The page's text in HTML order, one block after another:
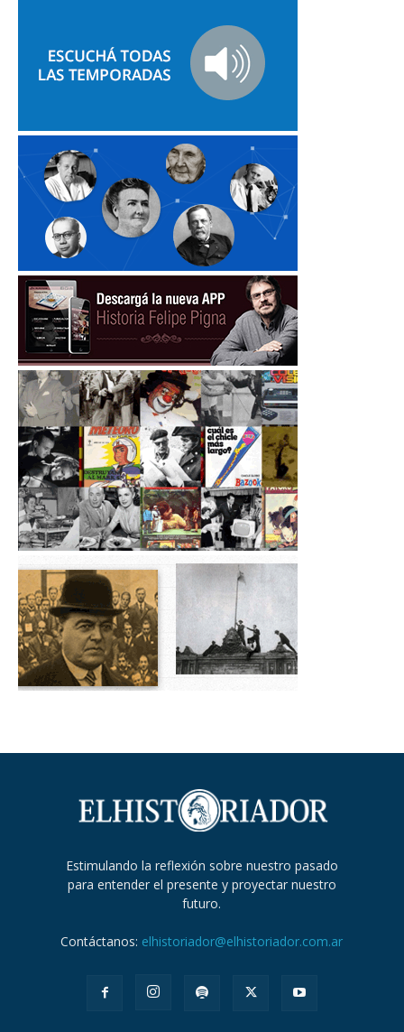
Estimulando la reflexión sobre nuestro pasado
para entender el presente y proyectar nuestro
futuro.
Contáctanos: elhistoriador@elhistoriador.com.ar